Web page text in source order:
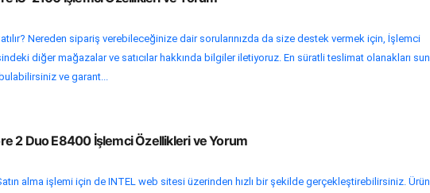
Nereden sipariş verebileceğinize dair sorularınızda da size destek vermek için, İşlemci
diğer mağazalar ve satıcılar hakkında bilgiler iletiyoruz. En süratli teslimat olanakları
bulabilirsiniz ve garant...
2 Duo E8400 İşlemci Özellikleri ve Yorum
alma işlemi için de INTEL web sitesi üzerinden hızlı bir şekilde gerçekleştirebilirsiniz.